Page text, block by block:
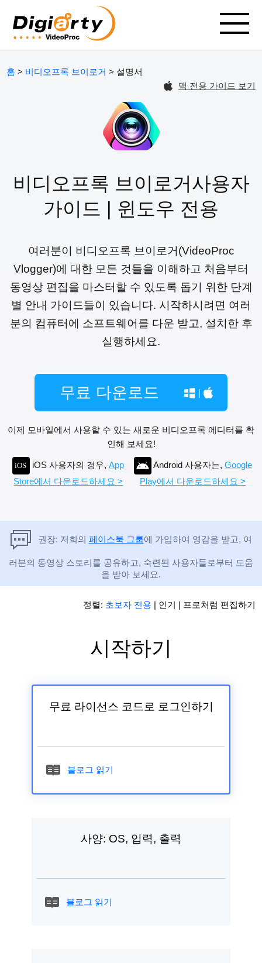
홈 > 비디오프록 브이로거 > 설명서
맥 전용 가이드 보기
비디오프록 브이로거사용자
가이드 | 윈도우 전용
여러분이 비디오프록 브이로거(VideoProc
Vlogger)에 대한 모든 것들을 이해하고 처음부터
동영상 편집을 마스터할 수 있도록 돕기 위한 단계
별 안내 가이드들이 있습니다. 시작하시려면 여러
분의 컴퓨터에 소프트웨어를 다운 받고, 설치한 후
실행하세요.
무료 다운로드
이제 모바일에서 사용할 수 있는 새로운 비디오프록 에디터를 확
인해 보세요!
iOS 사용자의 경우,App
Store에서 다운로드하세요 >
Android 사용자는, Google
Play에서 다운로드하세요 >
권장: 저희의 페이스북 그룹에 가입하여 영감을 받고, 여
러분의 동영상 스토리를 공유하고, 숙련된 사용자들로부터 도움
을 받아 보세요.
정렬: 초보자 전용 | 인기 | 프로처럼 편집하기
시작하기
무료 라이선스 코드로 로그인하기
블로그 읽기
사양: OS, 입력, 출력
블로그 읽기